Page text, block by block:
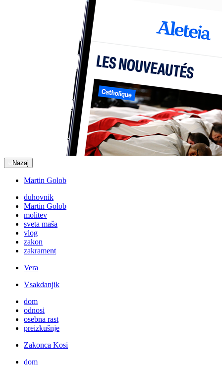
Nazaj
Martin Golob
duhovnik
Martin Golob
molitev
sveta maša
vlog
zakon
zakrament
Vera
Vsakdanjik
dom
odnosi
osebna rast
preizkušnje
Zakonca Kosi
dom